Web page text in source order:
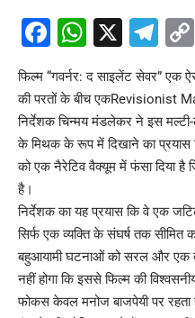
Facebook
X
फिल्म “गवर्नर: द साइलेंट सेवर” एक
की परतों के बीच एकRevisionist
निर्देशक चिन्मय मंडलेकर ने इस
के मिथक के रूप में दिखाने का प्रयास
को एक नैरेटिव वैक्यूम में फंसा दिया
है।
निर्देशक का यह प्रयास कि वे एक
सिर्फ एक व्यक्ति के संघर्ष तक
बहुआयामी घटनाओं को सरल और एक
नहीं होगा कि इससे फिल्म की
फोकस केवल मनोज बाजपेयी पर रहता